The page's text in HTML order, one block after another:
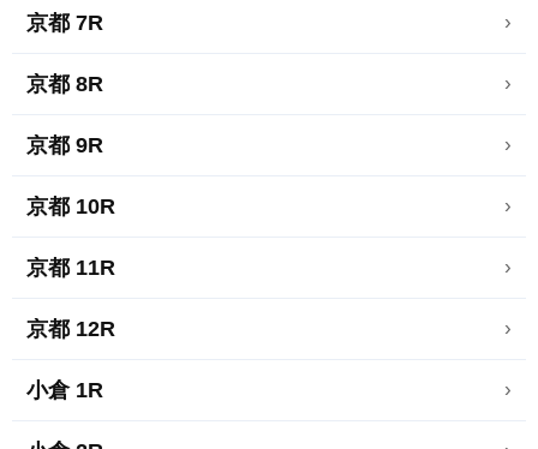
京都 7R ›
京都 8R ›
京都 9R ›
京都 10R ›
京都 11R ›
京都 12R ›
小倉 1R ›